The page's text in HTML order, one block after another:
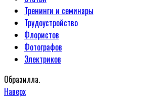
Тренинги и семинары
Трудоустройство
Флористов
Фотографов
Электриков
Образилла.
Наверх